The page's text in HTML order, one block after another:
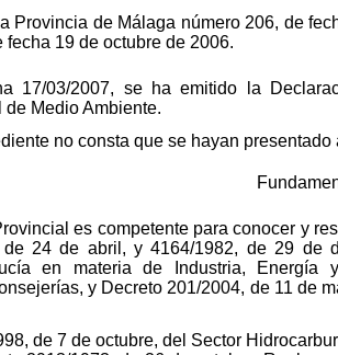
Provincia de Málaga número 206, de
fecha 19 de octubre de 2006.
17/03/2007, se ha emitido la
Medio Ambiente.
no consta que se hayan
es competente para conocer y
de 24 de abril, y 4164/1982, de 29 de
en materia de Industria,
y Decreto 201/2004, de 11 de
de 7 de octubre, del Sector